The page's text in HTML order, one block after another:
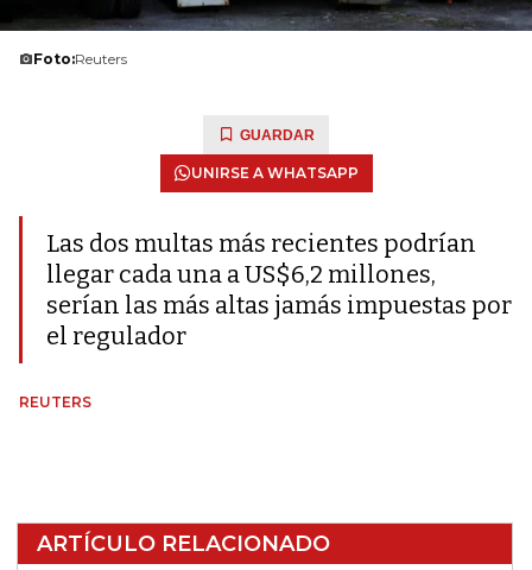
Foto:Reuters
GUARDAR
UNIRSE A WHATSAPP
Las dos multas más recientes podrían
llegar cada una a US$6,2 millones,
serían las más altas jamás impuestas por
el regulador
REUTERS
ARTÍCULO RELACIONADO